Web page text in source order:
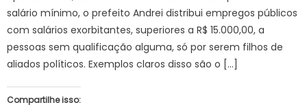
salário mínimo, o prefeito Andrei distribui empregos públicos
com salários exorbitantes, superiores a R$ 15.000,00, a
pessoas sem qualificação alguma, só por serem filhos de
aliados políticos. Exemplos claros disso são o […]
Compartilhe isso: